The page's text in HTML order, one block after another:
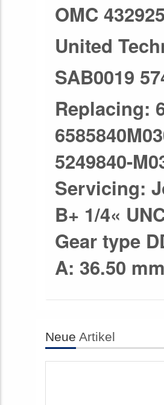
OMC
United
SAB0019
Replacing:
5249840-
Servicing:
B+ 1/4«
Gear type
A: 36.50 mm
Neue Artikel